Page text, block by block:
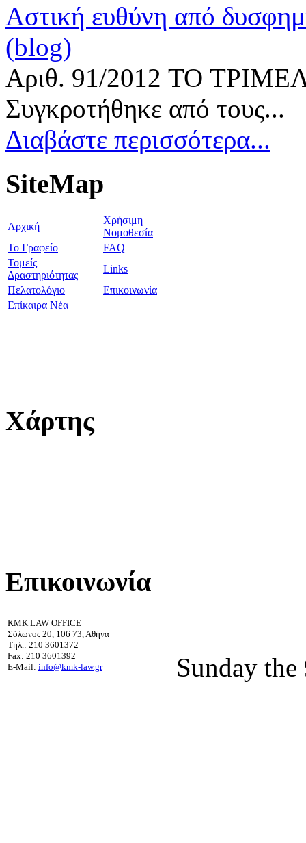
Αστική ευθύνη από
(blog)
Αριθ. 91/2012 TO
Συγκροτήθηκε από τους...
Διαβάστε περισσότερα...
SiteMap
Αρχική
Χρήσιμη
Νομοθεσία
Το Γραφείο
FAQ
Τομείς
Δραστηριότητας
Links
Πελατολόγιο
Επικοινωνία
Επίκαιρα Νέα
Χάρτης
Επικοινωνία
KMK LAW OFFICE
Σόλωνος 20, 106 73, Αθήνα
Τηλ.: 210 3601372
Fax: 210 3601392
E-Mail: info@kmk-law.gr Sunday